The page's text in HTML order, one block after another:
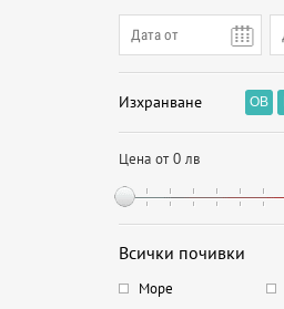
Изхранване OB
Цена от 0 лв
Всички почивки
Море